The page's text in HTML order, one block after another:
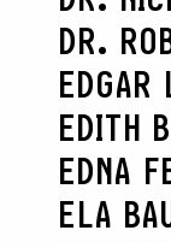
DR.
EDGAR
EDITH
EDNA
ELA